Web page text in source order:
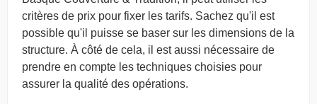
critères de prix pour fixer les tarifs. Sachez qu'il est
possible qu'il puisse se baser sur les dimensions de la
structure. À côté de cela, il est aussi nécessaire de
prendre en compte les techniques choisies pour
assurer la qualité des opérations.